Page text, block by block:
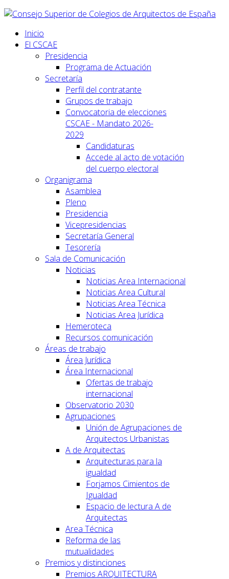
Inicio
El CSCAE
Presidencia
Programa de Actuación
Secretaría
Perfil del contratante
Grupos de trabajo
Convocatoria de elecciones
CSCAE - Mandato 2026-
2029
Candidaturas
Accede al acto de votación
del cuerpo electoral
Organigrama
Asamblea
Pleno
Presidencia
Vicepresidencias
Secretaría General
Tesorería
Sala de Comunicación
Noticias
Noticias Area Internacional
Noticias Area Cultural
Noticias Area Técnica
Noticias Area Jurídica
Hemeroteca
Recursos comunicación
Áreas de trabajo
Área Jurídica
Área Internacional
Ofertas de trabajo
internacional
Observatorio 2030
Agrupaciones
Unión de Agrupaciones de
Arquitectos Urbanistas
A de Arquitectas
Arquitecturas para la
igualdad
Forjamos Cimientos de
Igualdad
Espacio de lectura A de
Arquitectas
Area Técnica
Reforma de las
mutualidades
Premios y distinciones
Premios ARQUITECTURA